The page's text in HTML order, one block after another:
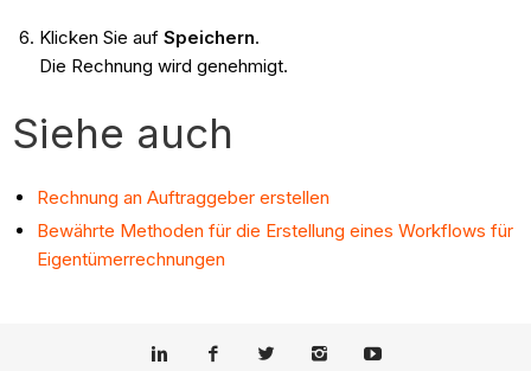
Klicken Sie auf Speichern.
Die Rechnung wird genehmigt.
Siehe auch
Rechnung an Auftraggeber erstellen
Bewährte Methoden für die Erstellung eines Workflows für
Eigentümerrechnungen